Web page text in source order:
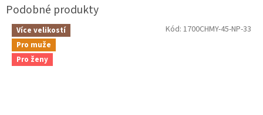
Více velikostí
Pro muže
Pro ženy
Kód: 1700CHMY-45-NP-33